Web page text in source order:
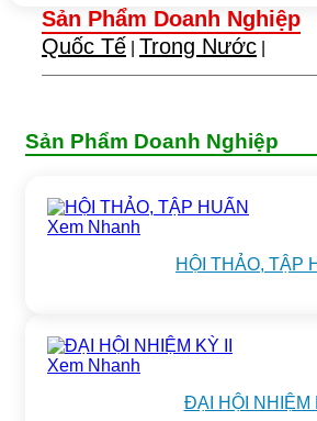
Sản Phẩm Doanh Nghiệp
Quốc Tế Trong Nước
Sản Phẩm Doanh Nghiệp
Xem Nhanh
HỘI THẢO, TẬP
Xem Nhanh
ĐẠI HỘI NHIỆM